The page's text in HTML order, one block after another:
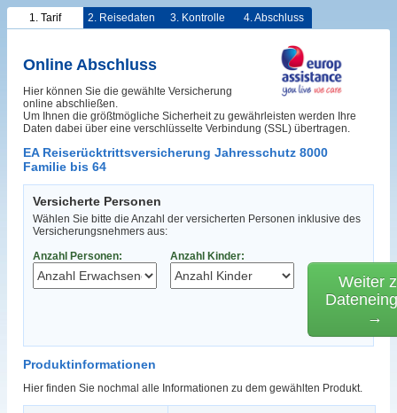
1. Tarif 2. Reisedaten 3. Kontrolle 4. Abschluss
Online Abschluss
Hier können Sie die gewählte Versicherung
online abschließen.
Um Ihnen die größtmögliche Sicherheit zu gewährleisten werden Ihre
Daten dabei über eine verschlüsselte Verbindung (SSL) übertragen.
EA Reiserücktrittsversicherung Jahresschutz 8000
Familie bis 64
Versicherte Personen
Wählen Sie bitte die Anzahl der versicherten Personen inklusive des
Versicherungsnehmers aus:
Anzahl Personen:
Anzahl Kinder:
Weiter
→
Produktinformationen
Hier finden Sie nochmal alle Informationen zu dem gewählten Produkt.